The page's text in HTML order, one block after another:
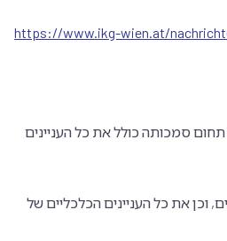
https://www.ikg-wien.at/
תחום סמכותה כולל את כל העניינים
וכן את כל העניינים הכלכליים של